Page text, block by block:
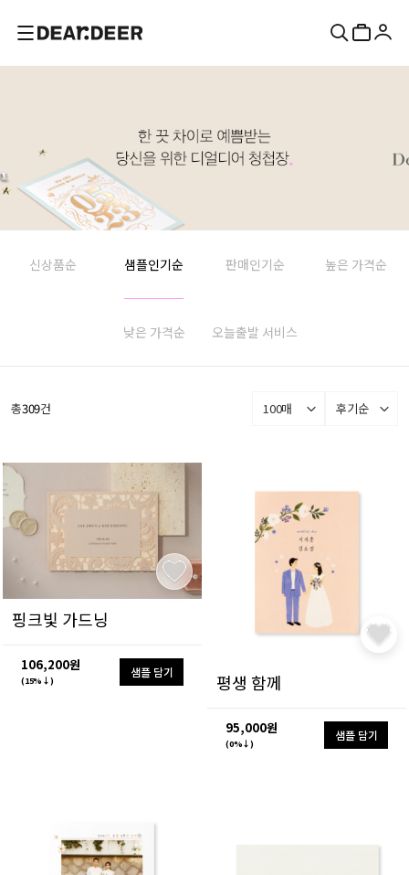
신상품순 샘플인기순 판매인기순 높은 가격순
낮은 가격순 오늘출발 서비스
총309건 100매 후기순
핑크빛 가드닝
106,200원
(15%↓)
샘플 담기 평생 함께
95,000원
(0%↓)
샘플 담기